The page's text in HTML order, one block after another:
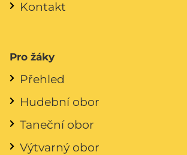
Kontakt
Pro žáky
Přehled
Hudební obor
Taneční obor
Výtvarný obor